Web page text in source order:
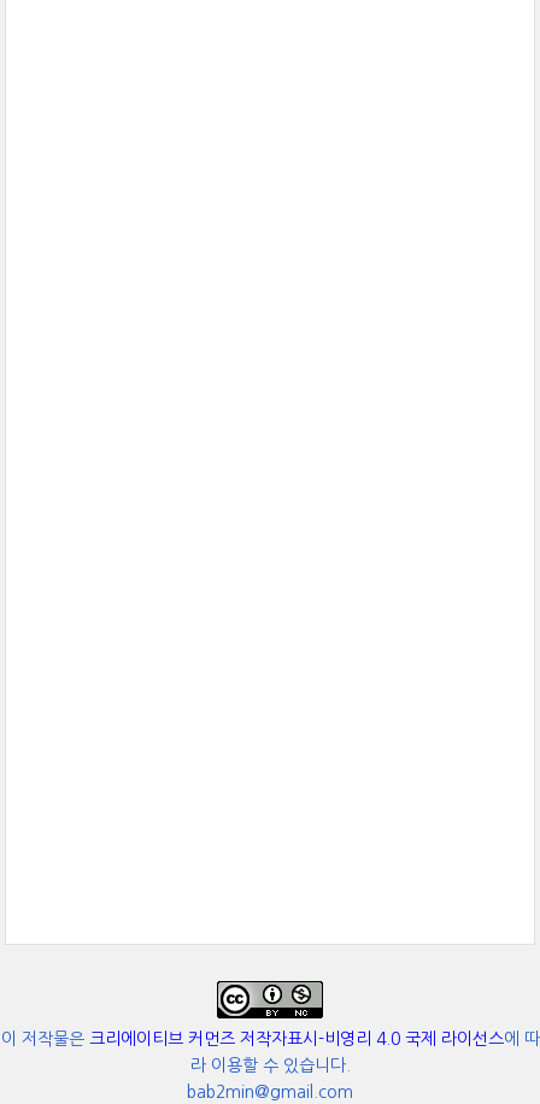
이 저작물은 크리에이티브 커먼즈 저작자표시-비영리 4.0 국제 라이선스에 따
라 이용할 수 있습니다.
bab2min@gmail.com